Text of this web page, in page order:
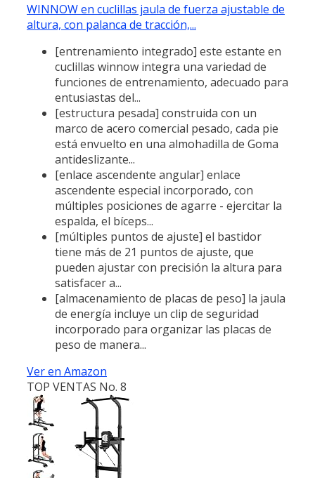
WINNOW en cuclillas jaula de fuerza ajustable de
altura, con palanca de tracción,...
[entrenamiento integrado] este estante en
cuclillas winnow integra una variedad de
funciones de entrenamiento, adecuado para
entusiastas del...
[estructura pesada] construida con un
marco de acero comercial pesado, cada pie
está envuelto en una almohadilla de Goma
antideslizante...
[enlace ascendente angular] enlace
ascendente especial incorporado, con
múltiples posiciones de agarre - ejercitar la
espalda, el bíceps...
[múltiples puntos de ajuste] el bastidor
tiene más de 21 puntos de ajuste, que
pueden ajustar con precisión la altura para
satisfacer a...
[almacenamiento de placas de peso] la jaula
de energía incluye un clip de seguridad
incorporado para organizar las placas de
peso de manera...
Ver en Amazon
TOP VENTAS No. 8